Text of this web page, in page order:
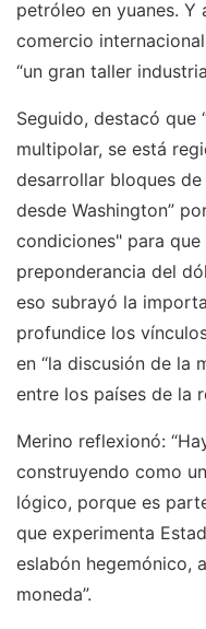
petróleo en yuanes. Y
comercio
“un gran taller
Seguido, destacó que
multipolar, se está
desarrollar bloques
desde Washington”
condiciones" para
preponderancia del
eso subrayó la
profundice los
en “la discusión de la
entre los países de la
Merino reflexionó:
construyendo como
lógico, porque es
que experimenta
eslabón hegemónico,
moneda”.